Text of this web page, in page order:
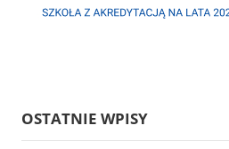
OSTATNIE WPISY